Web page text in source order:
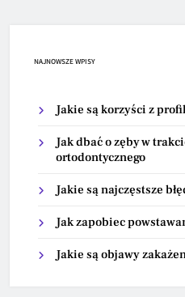
NAJNOWSZE WPISY
Jakie są korzyści z
Jak dbać o zęby w
ortodontycznego
Jakie są najczęstsze
Jak zapobiec
Jakie są objawy